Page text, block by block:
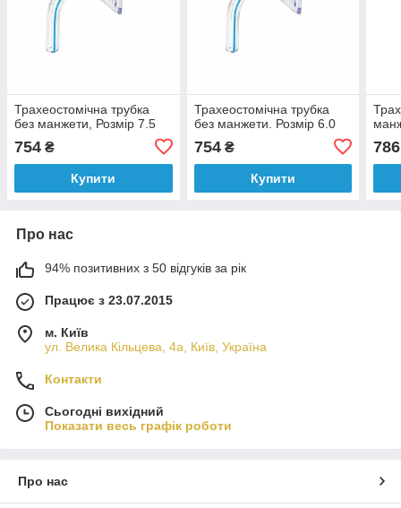
Трахеостомічна трубка
без манжети, Розмір 7.5
754 ₴
Купити
Трахеостомічна трубка
без манжети. Розмір 6.0
754₴
Купити
786
Про нас
94% позитивних з 50 відгуків за рік
Працює з 23.07.2015
м. Київ
ул. Велика Кільцева, 4а, Київ, Україна
Контакти
Сьогодні вихідний
Показати весь графік роботи
Про нас